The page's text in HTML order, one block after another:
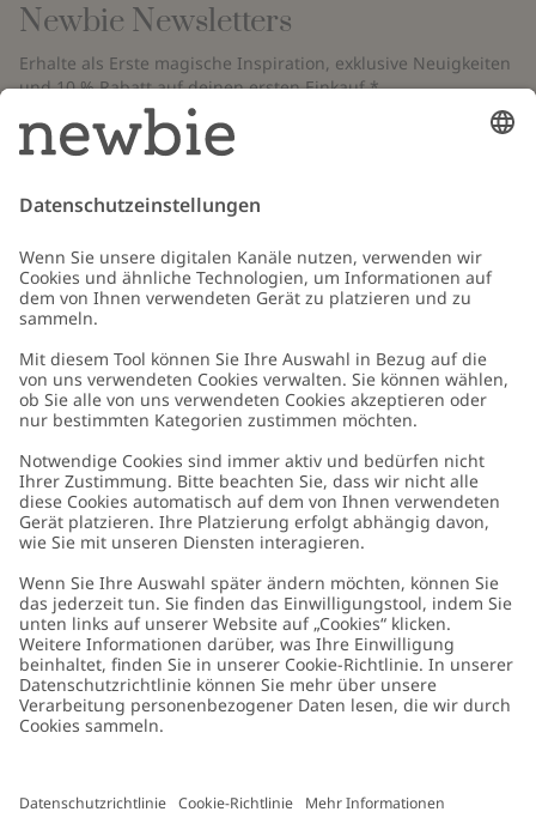
Newbie Newsletters
Erhalte als Erste magische Inspiration, exklusive Neuigkeiten
und 10 % Rabatt auf deinen ersten Einkauf.*
*Gilt nur für deine erste Bestellung und ist nicht mit anderen Rabatten
oder Angeboten kombinierbar. Gilt nicht für limitierte Artikel. Bitte
überprüfe deinen Spam-Ordner. Lies unsere
Schicken
Kundenservice
Kontaktieren Sie uns
FAQ
Barrierefreiheit
Datenschutzrichtlinie
Cookie-Richtlinie
Über uns
Über Newbie
Nachhaltigkeit
Impressum
Presse
Germany Standort ändern
Cookies